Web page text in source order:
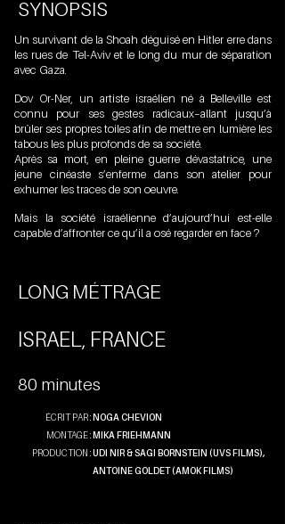
SYNOPSIS
Un survivant de la Shoah déguisé en Hitler erre dans
les rues de Tel-Aviv et le long du mur de séparation
avec Gaza.
Dov Or-Ner, un artiste israélien né à Belleville est
connu pour ses gestes radicaux–allant jusqu’à
brûler ses propres toiles afin de mettre en lumière les
tabous les plus profonds de sa société.
Après sa mort, en pleine guerre dévastatrice, une
jeune cinéaste s’enferme dans son atelier pour
exhumer les traces de son oeuvre.
Mais la société israélienne d’aujourd’hui est-elle
capable d’affronter ce qu’il a osé regarder en face ?
LONG MÉTRAGE
ISRAEL, FRANCE
80 minutes
ÉCRIT PAR :
MONTAGE :
PRODUCTION :
NOGA CHEVION
MIKA FRIEHMANN
UDI NIR & SAGI BORNSTEIN (UVS FILMS),
ANTOINE GOLDET (AMOK FILMS)